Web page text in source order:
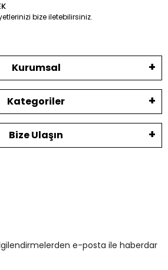
bize iletebilirsiniz.
Kurumsal
Kategoriler
Bize Ulaşın
e-posta ile haberdar